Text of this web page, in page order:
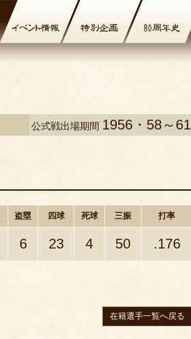
公式戦出場期間 1956・58～61
盗塁 四球 死球 三振 打率
6 23 4 50 .176
在籍選手一覧へ戻る